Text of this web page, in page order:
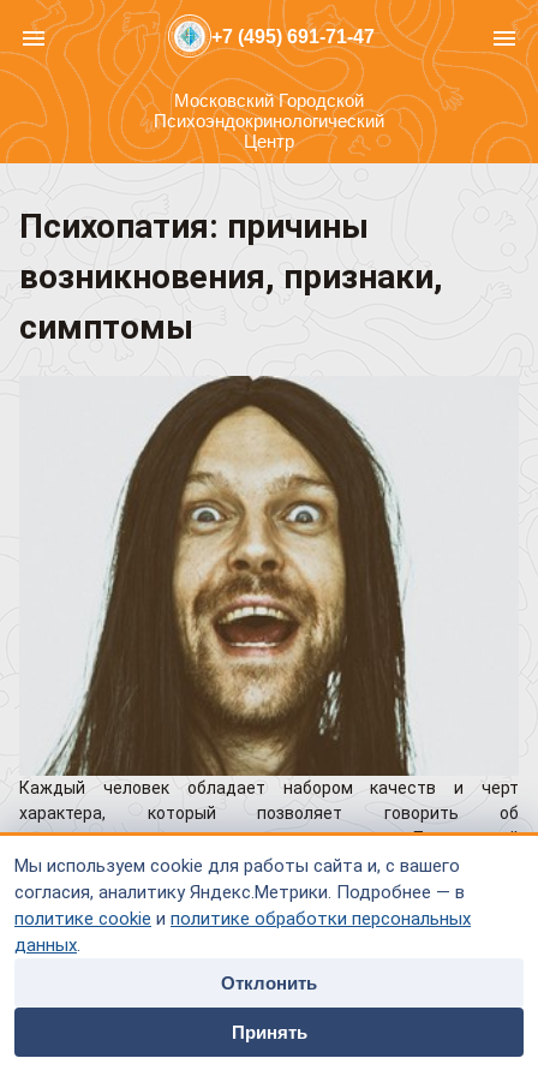
Мы используем cookie для работы сайта и, с вашего
согласия, аналитику Яндекс.Метрики. Подробнее — в
политике cookie и политике обработки персональных
данных.
Отклонить
Принять
home people
Специалисты
payment contacts
menu +7 (495) 691-71-47 menu
Московский Городской
Психоэндокринологический
Центр
Психопатия: причины
возникновения, признаки,
симптомы
Каждый человек обладает набором качеств и черт
характера, который позволяет говорить об
индивидуальности с самого рождения. Психопатией
называют патологические изменения личности,
характеризующиеся тотальным преобладанием одной из
черт характера. Начинает развиваться патология личности
психопатия в детском возрасте, но диагностируется она не
устойчива, и в более раннем возрасте выявить